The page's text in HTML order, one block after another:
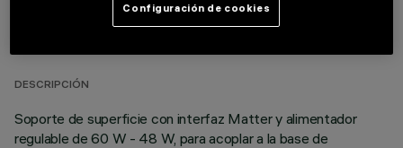
DATOS TÉCNICOS
DESCRIPCIÓN
Soporte de superficie con interfaz Matter y alimentador
regulable de 60 W - 48 W, para acoplar a la base de
Configuración de cookies